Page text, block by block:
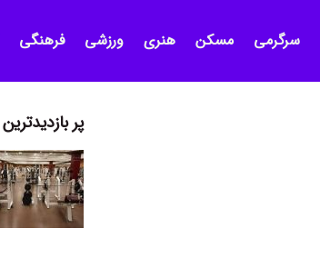
سرگرمی مسکن هنری ورزشی فرهنگی
پر بازدیدترین